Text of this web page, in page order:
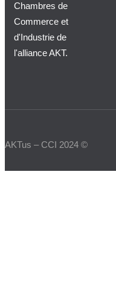
Chambres de
Commerce et
d'Industrie de
l'alliance AKT.
AKTus – CCI 2024 ©